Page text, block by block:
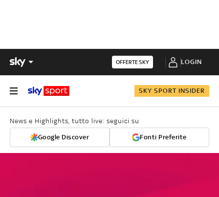
OFFERTE SKY LOGIN
SKY SPORT INSIDER
News e Highlights, tutto live: seguici su
Google Discover Fonti Preferite